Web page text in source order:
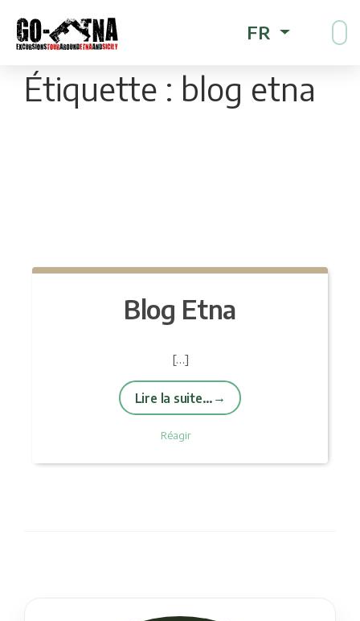
FR
Étiquette : blog etna
Blog Etna
[…]
Lire la suite…
Réagir